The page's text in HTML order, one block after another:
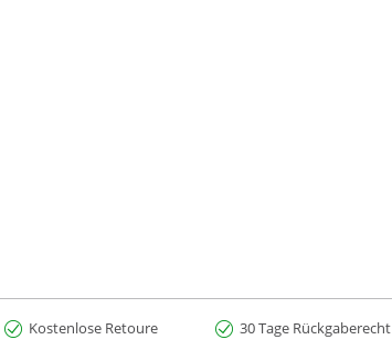
Kostenlose Retoure 30 Tage Rückgaberecht